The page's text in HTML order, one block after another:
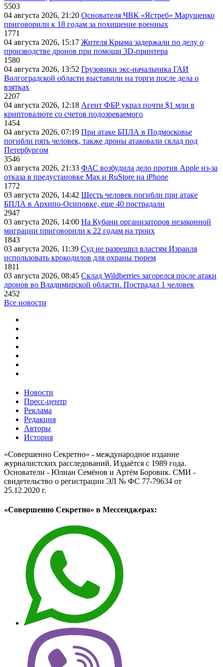
5503
04 августа 2026, 21:20 Основателя ЧВК «Ястреб» Марущенко
приговорили к 18 годам за похищение военных
1771
04 августа 2026, 15:17 Жителя Крыма задержали по делу о
производстве дронов при помощи 3D‑принтера
1580
04 августа 2026, 13:52 Грузовики экс-начальника ГАИ
Волгоградской области выставили на торги после дела о
взятках
2207
04 августа 2026, 12:18 Агент ФБР украл почти $1 млн в
криптовалюте со счетов подозреваемого
1454
04 августа 2026, 07:19 При атаке БПЛА в Подмосковье
погибли пять человек, также дроны атаковали склад под
Петербургом
3546
03 августа 2026, 21:33 ФАС возбудила дело против Apple из-за
отказа в предустановке Max и RuStore на iPhone
1772
03 августа 2026, 14:42 Шесть человек погибли при атаке
БПЛА в Архипо-Осиповке, еще 40 пострадали
2947
03 августа 2026, 14:00 На Кубани организаторов незаконной
миграции приговорили к 22 годам на троих
1843
03 августа 2026, 11:39 Суд не разрешил властям Израиля
использовать крокодилов для охраны тюрем
1811
03 августа 2026, 08:45 Склад Wildberries загорелся после атаки
дронов во Владимирской области. Пострадал 1 человек
2452
Все новости
Новости
Пресс-центр
Реклама
Редакция
Авторы
История
«Совершенно Секретно» - международное издание
журналистских расследований. Издаётся с 1989 года.
Основатели - Юлиан Семёнов и Артём Боровик. CМИ -
свидетельство о регистрации ЭЛ № ФС 77-79634 от
25.12.2020 г.
«Совершенно Секретно» в Мессенджерах: